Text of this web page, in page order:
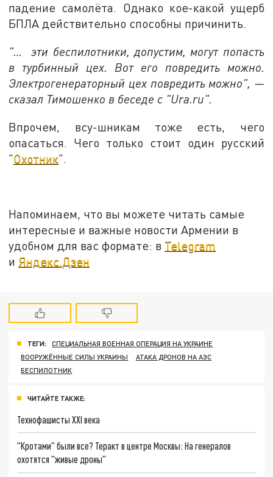
падение самолёта. Однако кое-какой ущерб
БПЛА действительно способны причинить.
"… эти беспилотники, допустим, могут попасть
в турбинный цех. Вот его повредить можно.
Электрогенераторный цех повредить можно", —
сказал Тимошенко в беседе с "Ura.ru".
Впрочем, всу-шникам тоже есть, чего
опасаться. Чего только стоит один русский
"Охотник".
Напоминаем, что вы можете читать самые
интересные и важные новости Армении в
удобном для вас формате: в Telegram
и Яндекс.Дзен
ТЕГИ:
СПЕЦИАЛЬНАЯ ВОЕННАЯ ОПЕРАЦИЯ НА УКРАИНЕ
ВООРУЖЁННЫЕ СИЛЫ УКРАИНЫ
АТАКА ДРОНОВ НА АЭС
БЕСПИЛОТНИК
ЧИТАЙТЕ ТАКЖЕ:
Технофашисты XXI века
"Кротами" были все? Теракт в центре Москвы: На генералов
охотятся "живые дроны"